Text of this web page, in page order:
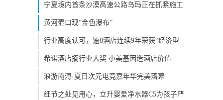
宁夏境内首条沙漠高速公路乌玛正在抓紧施工
黄河壶口现“金色瀑布”
行业高度认可，速8酒店连续9年荣获“经济型
希诺酒店摘行业大奖 小美基因造酒店价值
浪游南浔·夏日次元电竞嘉年华完美落幕
细节之处见用心，立升婴爱净水器C5为孩子严